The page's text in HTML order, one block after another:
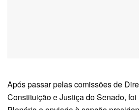
Após passar pelas comissões de
Constituição e Justiça do Senado,